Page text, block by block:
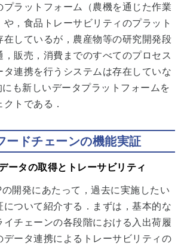
プラットフォーム（農機を通じた作業
，食品トレーサビリティのプラット
在しているが，農産物等の研究開発段
，販売，消費までのすべてのプロセス
タ連携を行うシステムは存在していな
も新しいデータプラットフォームを
トである．
ードチェーンの機能実証
タの取得とトレーサビリティ
の開発にあたって，過去に実施したい
について紹介する．まずは，基本的な
イチェーンの各段階における入出荷履
データ連携によるトレーサビリティの